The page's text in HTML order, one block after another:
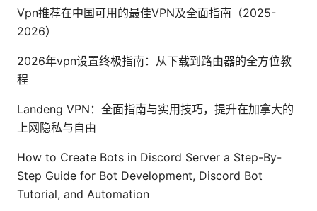
Vpn推荐在中国可用的最佳VPN及全面指南（2025-
2026）
2026年vpn设置终极指南：从下载到路由器的全方位教
程
Landeng VPN：全面指南与实用技巧，提升在加拿大的
上网隐私与自由
How to Create Bots in Discord Server a Step-By-
Step Guide for Bot Development, Discord Bot
Tutorial, and Automation